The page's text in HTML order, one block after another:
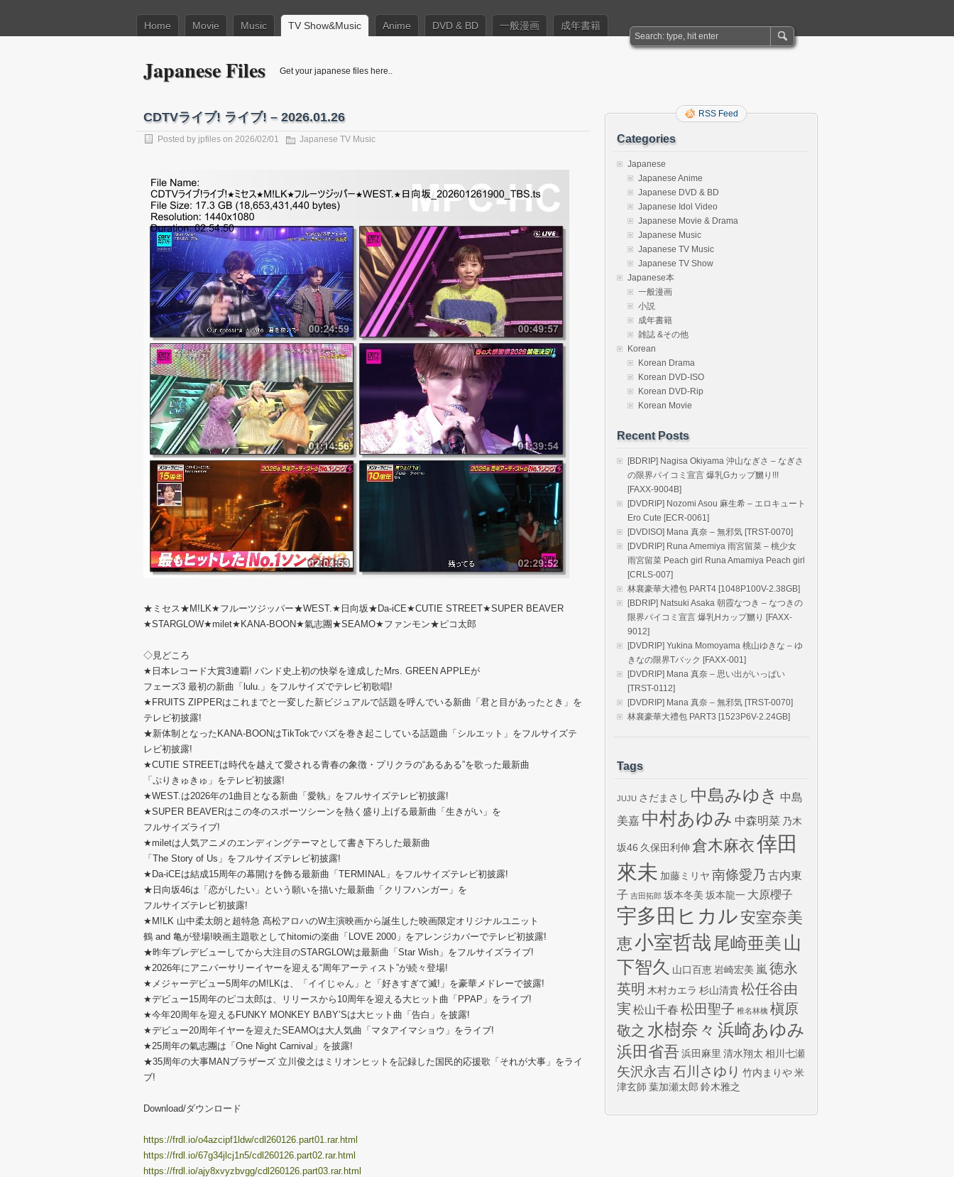
Home Movie Music TV Show&Music Anime DVD & BD 一般漫画 成年書籍
Japanese Files Get your japanese files here..
CDTVライブ! ライブ! – 2026.01.26
Posted by jpfiles on 2026/02/01 Japanese TV Music
★ミセス★M!LK★フルーツジッパー★WEST.★日向坂★Da-iCE★CUTIE STREET★SUPER BEAVER
★STARGLOW★milet★KANA-BOON★氣志團★SEAMO★ファンモン★ピコ太郎
◇見どころ
★日本レコード大賞3連覇! バンド史上初の快挙を達成したMrs. GREEN APPLEが
フェーズ3 最初の新曲「lulu.」をフルサイズでテレビ初歌唱!
★FRUITS ZIPPERはこれまでと一変した新ビジュアルで話題を呼んでいる新曲「君と目があったとき」を
テレビ初披露!
★新体制となったKANA-BOONはTikTokでバズを巻き起こしている話題曲「シルエット」をフルサイズテ
レビ初披露!
★CUTIE STREETは時代を越えて愛される青春の象徴・プリクラの“あるある”を歌った最新曲
「ぷりきゅきゅ」をテレビ初披露!
★WEST.は2026年の1曲目となる新曲「愛執」をフルサイズテレビ初披露!
★SUPER BEAVERはこの冬のスポーツシーンを熱く盛り上げる最新曲「生きがい」を
フルサイズライブ!
★miletは人気アニメのエンディングテーマとして書き下ろした最新曲
「The Story of Us」をフルサイズテレビ初披露!
★Da-iCEは結成15周年の幕開けを飾る最新曲「TERMINAL」をフルサイズテレビ初披露!
★日向坂46は「恋がしたい」という願いを描いた最新曲「クリフハンガー」を
フルサイズテレビ初披露!
★M!LK 山中柔太朗と超特急 髙松アロハのW主演映画から誕生した映画限定オリジナルユニット
鶴 and 亀が登場!映画主題歌としてhitomiの楽曲「LOVE 2000」をアレンジカバーでテレビ初披露!
★昨年プレデビューしてから大注目のSTARGLOWは最新曲「Star Wish」をフルサイズライブ!
★2026年にアニバーサリーイヤーを迎える“周年アーティスト”が続々登場!
★メジャーデビュー5周年のM!LKは、「イイじゃん」と「好きすぎて滅!」を豪華メドレーで披露!
★デビュー15周年のピコ太郎は、リリースから10周年を迎える大ヒット曲「PPAP」をライブ!
★今年20周年を迎えるFUNKY MONKEY BΛBY’Sは大ヒット曲「告白」を披露!
★デビュー20周年イヤーを迎えたSEAMOは大人気曲「マタアイマショウ」をライブ!
★25周年の氣志團は「One Night Carnival」を披露!
★35周年の大事MANブラザーズ 立川俊之はミリオンヒットを記録した国民的応援歌「それが大事」をライ
ブ!
Download/ダウンロード
https://frdl.io/o4azcipf1ldw/cdl260126.part01.rar.html
https://frdl.io/67g34jlcj1n5/cdl260126.part02.rar.html
https://frdl.io/ajy8xvyzbvgg/cdl260126.part03.rar.html
RSS Feed
Categories
Japanese
Japanese Anime
Japanese DVD & BD
Japanese Idol Video
Japanese Movie & Drama
Japanese Music
Japanese TV Music
Japanese TV Show
Japanese本
一般漫画
小説
成年書籍
雑誌 &その他
Korean
Korean Drama
Korean DVD-ISO
Korean DVD-Rip
Korean Movie
Recent Posts
[BDRIP] Nagisa Okiyama 沖山なぎさ – なぎさ
の限界パイコミ宣言 爆乳Gカップ嬲り!!!
[FAXX-9004B]
[DVDRIP] Nozomi Asou 麻生希 – エロキュート
Ero Cute [ECR-0061]
[DVDISO] Mana 真奈 – 無邪気 [TRST-0070]
[DVDRIP] Runa Amemiya 雨宮留菜 – 桃少女
雨宮留菜 Peach girl Runa Amamiya Peach girl
[CRLS-007]
林襄豪華大禮包 PART4 [1048P100V-2.38GB]
[BDRIP] Natsuki Asaka 朝霞なつき – なつきの
限界パイコミ宣言 爆乳Hカップ嬲り [FAXX-
9012]
[DVDRIP] Yukina Momoyama 桃山ゆきな – ゆ
きなの限界Tバック [FAXX-001]
[DVDRIP] Mana 真奈 – 思い出がいっぱい
[TRST-0112]
[DVDRIP] Mana 真奈 – 無邪気 [TRST-0070]
林襄豪華大禮包 PART3 [1523P6V-2.24GB]
Tags
JUJU さだまさし 中島みゆき 中島
美嘉 中村あゆみ 中森明菜 乃木
坂46 久保田利伸 倉木麻衣倖田
來未 加藤ミリヤ 南條愛乃 古内東
子 吉田拓郎 坂本冬美 坂本龍一 大原櫻子
宇多田ヒカル安室奈美
恵小室哲哉 尾崎亜美 山
下智久 山口百恵岩崎宏美 嵐 徳永
英明 木村カエラ 杉山清貴松任谷由
実 松山千春 松田聖子 椎名林檎 槇原
敬之 水樹奈々 浜崎あゆみ
浜田省吾 浜田麻里 清水翔太 相川七瀬
矢沢永吉石川さゆり 竹内まりや米
津玄師 葉加瀬太郎 鈴木雅之